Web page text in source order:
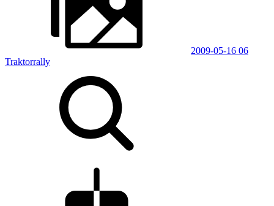
2009-05-16 06
Traktorrally